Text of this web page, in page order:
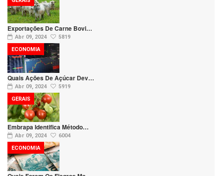
Exportações De Carne Bovi…
Abr 09, 2024 5819
Quais Ações De Açúcar Dev…
Abr 09, 2024 5919
ECONOMIA
Embrapa Identifica Método…
Abr 09, 2024 6004
GERAIS
ECONOMIA